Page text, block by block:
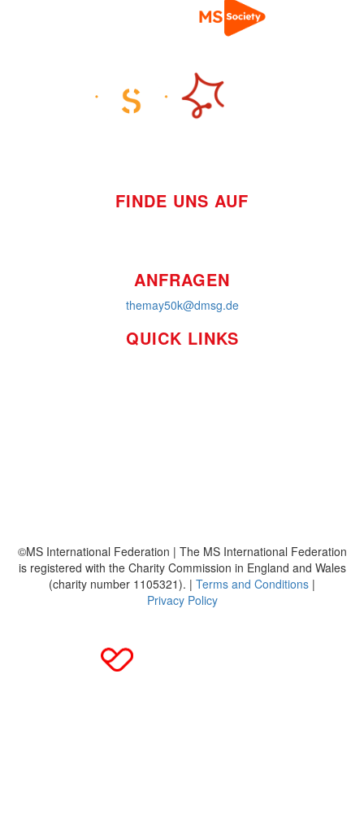
FINDE UNS AUF
ANFRAGEN
themay50k@dmsg.de
QUICK LINKS
©MS International Federation | The MS International Federation
is registered with the Charity Commission in England and Wales
(charity number 1105321). | Terms and Conditions |
Privacy Policy